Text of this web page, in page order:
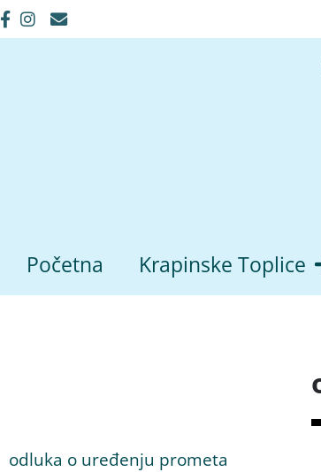
Početna Krapinske Toplice
odluka o uređenju prometa